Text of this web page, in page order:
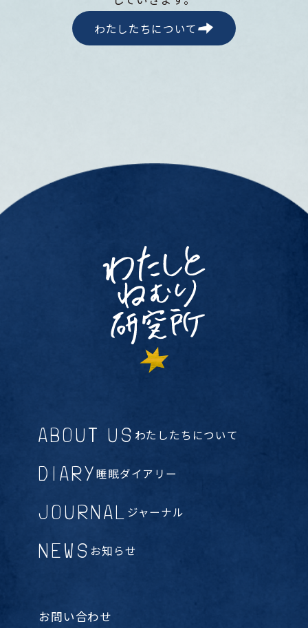
わたしたちについて
ABOUT US わたしたちについて
DIARY睡眠ダイアリー
JOURNAL ジャーナル
NEWS お知らせ
お問い合わせ